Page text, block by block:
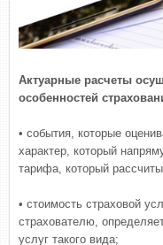
Актуарные расчеты
особенностей
• события, которые
характер, который
тарифа, который
• стоимость страховой
страхователю,
услуг такого вида;